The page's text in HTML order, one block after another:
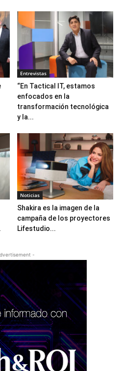
Entrevistas
“En Tactical IT, estamos
enfocados en la
transformación tecnológica
y la...
Noticias
Shakira es la imagen de la
campaña de los proyectores
Lifestudio...
-